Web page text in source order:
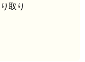
取り